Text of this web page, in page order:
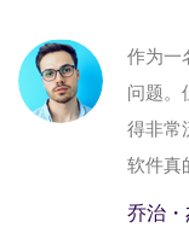
作为一
问题。
得非常
软件真
乔治